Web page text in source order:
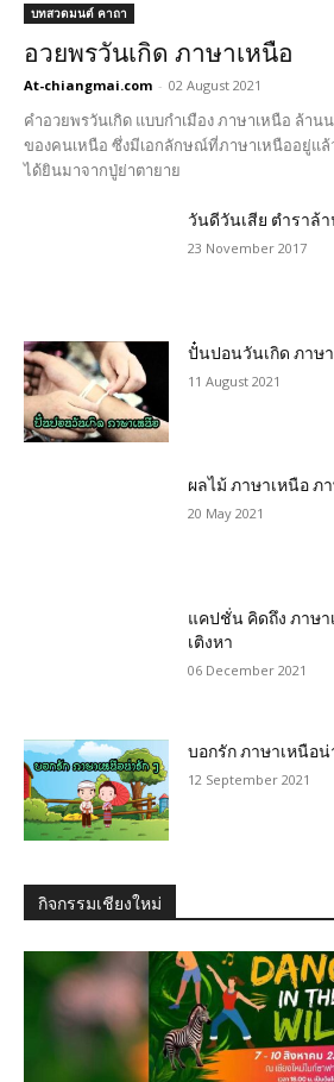
บทสวดมนต์ คาถา
อวยพรวันเกิด ภาษาเหนือ
At-chiangmai.com - 02 August 2021
คำอวยพรวันเกิด แบบกำเมือง ภาษาเหนือ ล้าน
ของคนเหนือ ซึ่งมีเอกลักษณ์ที่ภาษาเหนืออยู่แล้
ได้ยินมาจากปู่ย่าตายาย
วันดีวันเสีย ตำราล้
23 November 2017
ปั๋นปอนวันเกิด ภาษ
11 August 2021
ผลไม้ ภาษาเหนือ ภ
20 May 2021
แคปชั่น คิดถึง ภาษา
เติงหา
06 December 2021
บอกรัก ภาษาเหนือน่
12 September 2021
กิจกรรมเชียงใหม่